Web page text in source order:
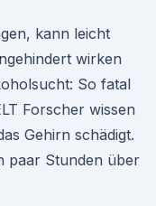
kann leicht
wirken
So fatal
Forscher wissen
Gehirn schädigt.
paar Stunden über